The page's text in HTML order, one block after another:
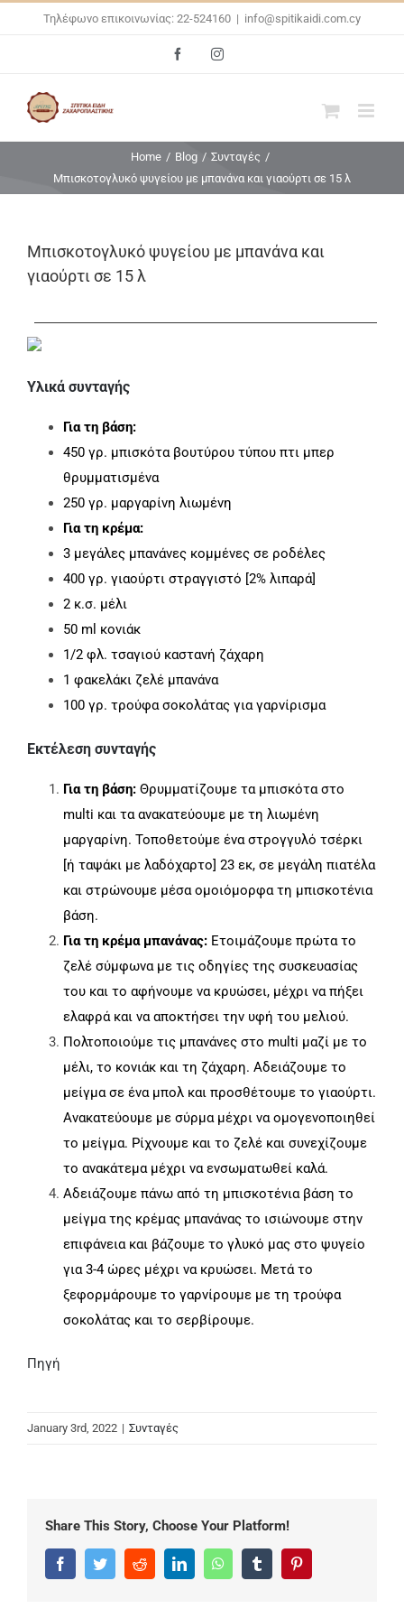
Τηλέφωνο επικοινωνίας: 22-524160 | info@spitikaidi.com.cy
FacebookInstagram
Home / Blog / Συνταγές /
Μπισκοτογλυκό ψυγείου με μπανάνα και γιαούρτι σε 15 λ
Μπισκοτογλυκό ψυγείου με μπανάνα και
γιαούρτι σε 15 λ
Υλικά συνταγής
Για τη βάση:
450 γρ. μπισκότα βουτύρου τύπου πτι μπερ
θρυμματισμένα
250 γρ. μαργαρίνη λιωμένη
Για τη κρέμα:
3 μεγάλες μπανάνες κομμένες σε ροδέλες
400 γρ. γιαούρτι στραγγιστό [2% λιπαρά]
2 κ.σ. μέλι
50 ml κονιάκ
1/2 φλ. τσαγιού καστανή ζάχαρη
1 φακελάκι ζελέ μπανάνα
100 γρ. τρούφα σοκολάτας για γαρνίρισμα
Εκτέλεση συνταγής
Για τη βάση: Θρυμματίζουμε τα μπισκότα στο
multi και τα ανακατεύουμε με τη λιωμένη
μαργαρίνη. Τοποθετούμε ένα στρογγυλό τσέρκι
[ή ταψάκι με λαδόχαρτο] 23 εκ, σε μεγάλη πιατέλα
και στρώνουμε μέσα ομοιόμορφα τη μπισκοτένια
βάση.
Για τη κρέμα μπανάνας: Ετοιμάζουμε πρώτα το
ζελέ σύμφωνα με τις οδηγίες της συσκευασίας
του και το αφήνουμε να κρυώσει, μέχρι να πήξει
ελαφρά και να αποκτήσει την υφή του μελιού.
Πολτοποιούμε τις μπανάνες στο multi μαζί με το
μέλι, το κονιάκ και τη ζάχαρη. Αδειάζουμε το
μείγμα σε ένα μπολ και προσθέτουμε το γιαούρτι.
Ανακατεύουμε με σύρμα μέχρι να ομογενοποιηθεί
το μείγμα. Ρίχνουμε και το ζελέ και συνεχίζουμε
το ανακάτεμα μέχρι να ενσωματωθεί καλά.
Αδειάζουμε πάνω από τη μπισκοτένια βάση το
μείγμα της κρέμας μπανάνας το ισιώνουμε στην
επιφάνεια και βάζουμε το γλυκό μας στο ψυγείο
για 3-4 ώρες μέχρι να κρυώσει. Μετά το
ξεφορμάρουμε το γαρνίρουμε με τη τρούφα
σοκολάτας και το σερβίρουμε.
Πηγή
January 3rd, 2022 | Συνταγές
Share This Story, Choose Your Platform!
FacebookTwitterRedditLinkedInWhatsAppTumblr